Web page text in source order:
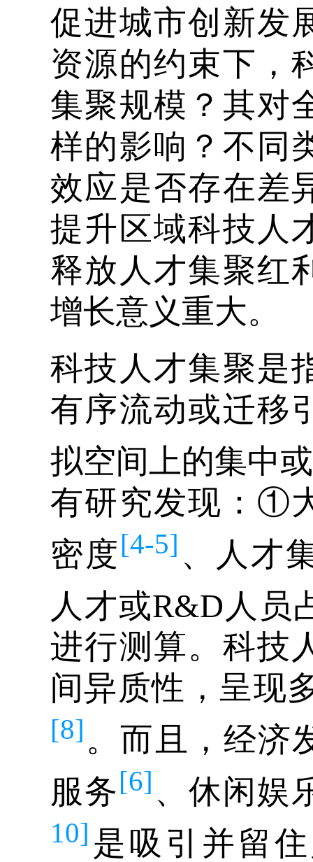
促进城市创新发
资源的约束下，
集聚规模？其对
样的影响？不同
效应是否存在差
提升区域科技人
释放人才集聚红
增长意义重大。
科技人才集聚是
有序流动或迁移
拟空间上的集中
有研究发现：①
密度[4-5] 、人才
人才或R&D人员
进行测算。科技
间异质性，呈现
[8] 。而且，经济
服务[6] 、休闲娱
10] 是吸引并留